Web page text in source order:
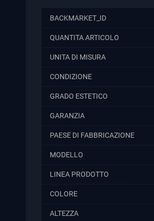
BACKMARKET_ID
QUANTITA ARTICOLO
UNITA DI MISURA
CONDIZIONE
GRADO ESTETICO
GARANZIA
PAESE DI FABBRICAZIONE
MODELLO
LINEA PRODOTTO
COLORE
ALTEZZA